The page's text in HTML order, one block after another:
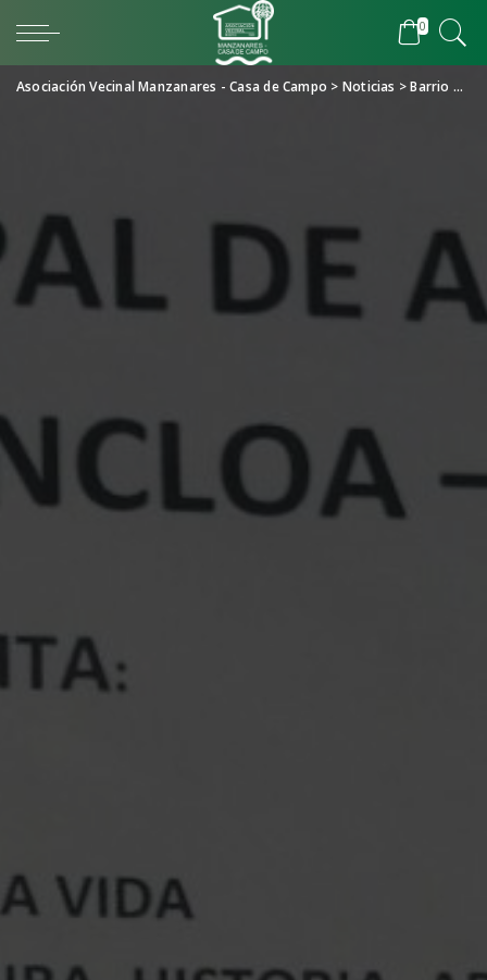
0
Asociación Vecinal Manzanares - Casa de Campo > Noticias >Barrio